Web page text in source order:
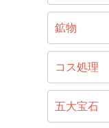
鉱物
コス処理
五大宝石